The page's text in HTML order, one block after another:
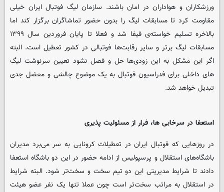
ورزشکاران و هواداران در امان باشند. سازمان لیگ فوتبال ایران خیلی
مقاومت کرد تا مسابقات لیگ را بدون حضور تماشاگران برگزار کند اما
بالاخره تسلیم خواسته‌‌ی فیفا شد و فعلا تا پایان فروردین سال ۱۳۹۹
مسابقات لیگ برتر و سایر رقابت‌ها فوتبالی در کشور تعطیل است. البته
اگر این مشکل به این زودی‌ها حل و فصل نشود تعیین سرنوشت لیگ
های داخلی برای فدراسیون فوتبال به یک موضوع چالشی و معضل جدی
تبدیل خواهد شد.
استعفا در سرخابی ها، فرار از مسئولیت پذیری
در روزهایی که فوتبال ایران در تعطیلات کرونایی به سر می‌برد مدیران
باشگاه‌های استقلال و پرسپولیس از ادامه حضور در این دو باشگاه استعفا
دادند تا شرایط مدیریتی این دو تیم سخت و سخت‌تر شود. البته شرایط
در استقلال به مراتب سخت‌تر است چون عملا تنها یک نفر عضو هیئت